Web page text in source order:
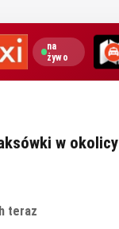
na
żywo
w okolicy
teraz